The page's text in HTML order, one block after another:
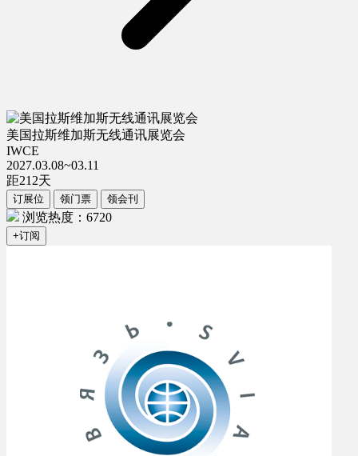
美国拉斯维加斯无线通讯展览会
IWCE
2027.03.08~03.11
距212天
订展位 领门票 领会刊
浏览热度：6720
+订阅